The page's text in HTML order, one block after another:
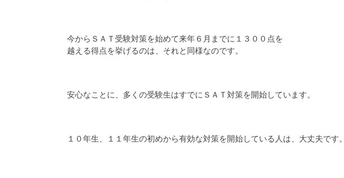
今からＳＡＴ受験対策を始めて来年６月までに１３００点を
越える得点を挙げるのは、それと同様なのです。
安心なことに、多くの受験生はすでにＳＡＴ対策を開始しています。
１０年生、１１年生の初めから有効な対策を開始している人は、大丈夫です。